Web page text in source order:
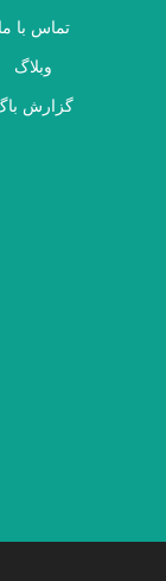
تماس با ما
وبلاگ
گزارش